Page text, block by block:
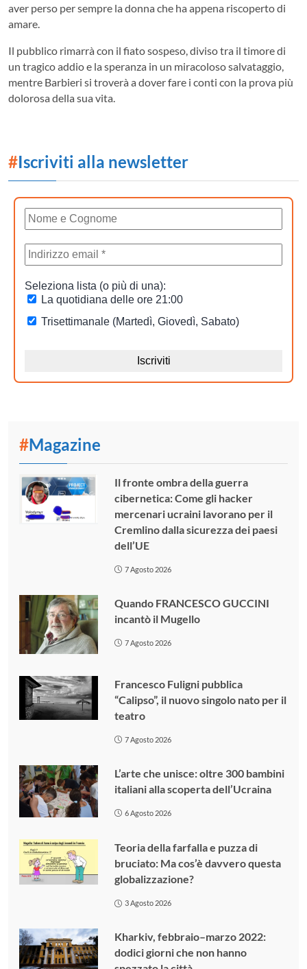
aver perso per sempre la donna che ha appena riscoperto di
amare.
Il pubblico rimarrà con il fiato sospeso, diviso tra il timore di
un tragico addio e la speranza in un miracoloso salvataggio,
mentre Barbieri si troverà a dover fare i conti con la prova più
dolorosa della sua vita.
#Iscriviti alla newsletter
#Magazine
Il fronte ombra della guerra
cibernetica: Come gli hacker
mercenari ucraini lavorano per il
Cremlino dalla sicurezza dei paesi
dell’UE
7 Agosto 2026
Quando FRANCESCO GUCCINI
incantò il Mugello
7 Agosto 2026
Francesco Fuligni pubblica
“Calipso”, il nuovo singolo nato per il
teatro
7 Agosto 2026
L’arte che unisce: oltre 300 bambini
italiani alla scoperta dell’Ucraina
6 Agosto 2026
Teoria della farfalla e puzza di
bruciato: Ma cos’è davvero questa
globalizzazione?
3 Agosto 2026
Kharkiv, febbraio–marzo 2022:
dodici giorni che non hanno